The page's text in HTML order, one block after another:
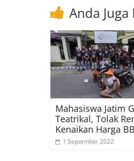
Anda
Mahasiswa Jatim
Teatrikal, Tolak
Kenaikan Harga
1 September 2022